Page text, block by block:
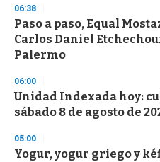
s
e
c
o
n
06:38
Paso a paso, Equal
Carlos Daniel
Palermo
06:00
Unidad Indexada hoy:
sábado 8 de agosto de
05:00
Yogur, yogur griego y